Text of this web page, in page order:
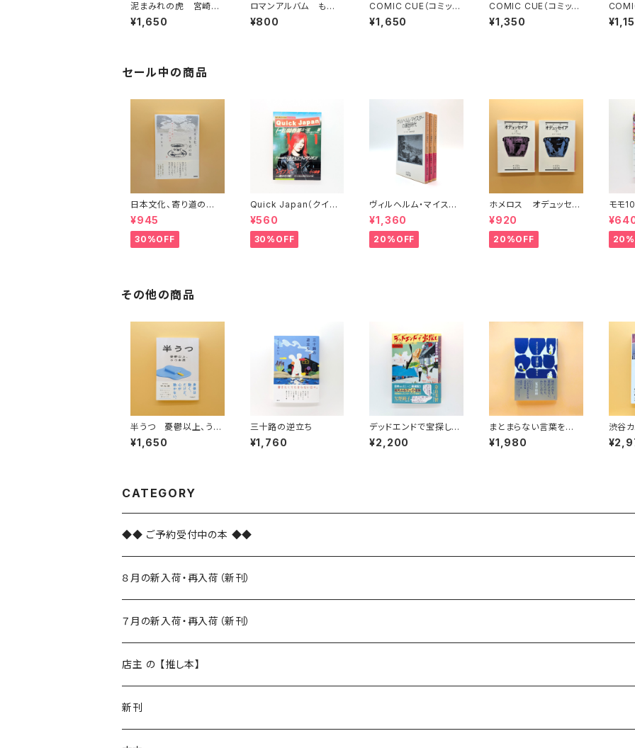
泥まみれの虎 宮崎駿
の妄想ノート
¥1,650
ロマンアルバム もの
のけ姫
¥800
COMIC CUE（コミッ
ク・キュー）Vol.１ 創刊
号 江口寿史責任編集
¥1,650
COMIC CUE（コミッ
ク・キュー）Vol.２ 江
口寿史責任編集
¥1,350
ク・キ
口寿
セール中の商品
日本文化、寄り道の
旅 彬子女王殿下特別
講義
¥945
30%OFF
Quick Japan（クイッ
ク・ジャパン）Vol.11
¥560
30%OFF
ヴィルヘルム・マイスタ
ーの遍歴時代 (上)(中)
(下)（岩波文庫）
¥1,360
20%OFF
ホメロス オデュッセイ
ア(上)(下) （岩波文庫）
¥920
20%OFF
モモ
その他の商品
半うつ 憂鬱以上、うつ
未満
¥1,650
三十路の逆立ち
¥1,760
デッドエンドで宝探し
あんたは青森のいいと
こばっかり見ている
¥2,200
まとまらない言葉を生き
る
¥1,980
渋谷
学 稀
本徹
CATEGORY
◆◆ ご予約受付中の本 ◆◆
８月の新入荷・再入荷（新刊）
新入荷
再入荷
７月の新入荷・再入荷（新刊）
新入荷
再入荷
店主 の 【推し本】
新刊